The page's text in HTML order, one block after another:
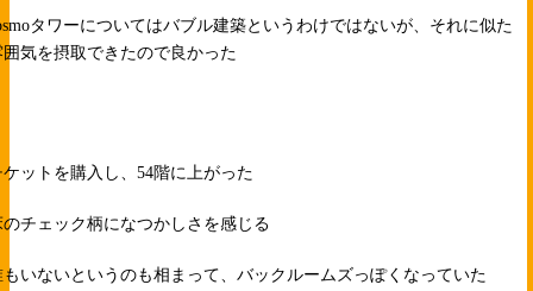
タワーについてはバブル建築というわけではないが、それに似た
囲気を摂取できたので良かった
ケットを購入し、54階に上がった
のチェック柄になつかしさを感じる
もいないというのも相まって、バックルームズっぽくなっていた